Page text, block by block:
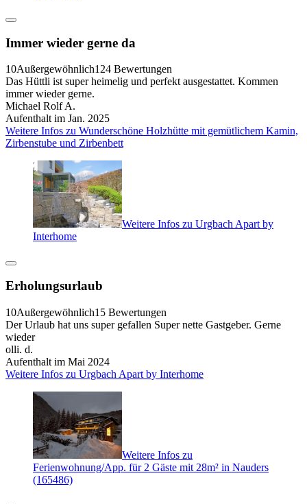
Immer wieder gerne da
10Außergewöhnlich124 Bewertungen
Das Hüttli ist super heimelig und perfekt ausgestattet. Kommen
immer wieder gerne.
Michael Rolf A.
Aufenthalt im Jan. 2025
Weitere Infos zu Wunderschöne Holzhütte mit gemütlichem Kamin,
Zirbenstube und Zirbenbett
Weitere Infos zu Urgbach Apart by
Interhome
Erholungsurlaub
10Außergewöhnlich15 Bewertungen
Der Urlaub hat uns super gefallen Super nette Gastgeber. Gerne
wieder
olli. d.
Aufenthalt im Mai 2024
Weitere Infos zu Urgbach Apart by Interhome
Weitere Infos zu
Ferienwohnung/App. für 2 Gäste mit 28m² in Nauders
(165486)